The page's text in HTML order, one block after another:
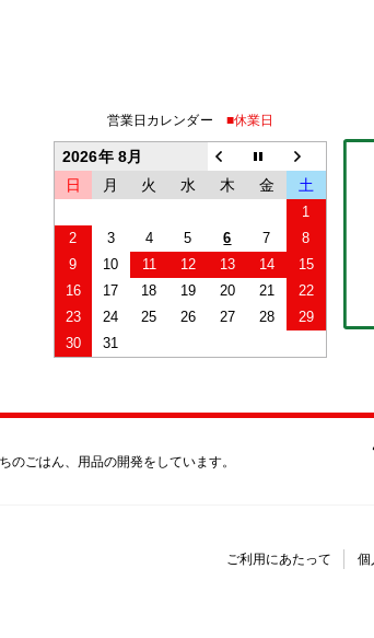
営業日カレンダー ■休業日
2026年 8月
日
月 火 水 木 金 土
1
2
3 4 5 6 7
8
9
10 11 12 13 14
15
16
17 18 19 20 21
22
23
24 25 26 27 28
29
30
31
ごはん、用品の開発をしています。
ご利用にあたって 個